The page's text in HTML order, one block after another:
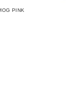
PINK